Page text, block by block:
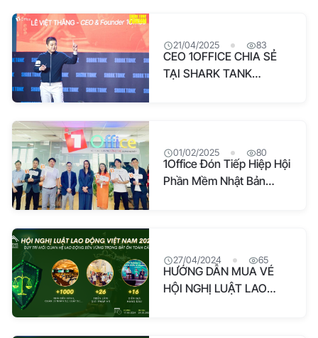
21/04/2025 83
CEO 1OFFICE CHIA SẺ
TẠI SHARK TANK
01/02/2025 80
1Office Đón Tiếp Hiệp Hội
Phần Mềm Nhật Bản
27/04/2024 65
HƯỚNG DẪN MUA VÉ
HỘI NGHỊ LUẬT LAO